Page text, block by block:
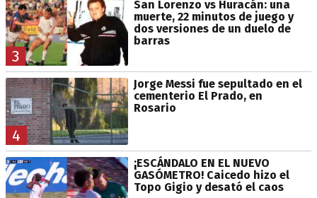
3
San Lorenzo vs Huracán: una
muerte, 22 minutos de juego y
dos versiones de un duelo de
barras
4
Jorge Messi fue sepultado en el
cementerio El Prado, en
Rosario
¡ESCÁNDALO EN EL NUEVO
GASÓMETRO! Caicedo hizo el
Topo Gigio y desató el caos